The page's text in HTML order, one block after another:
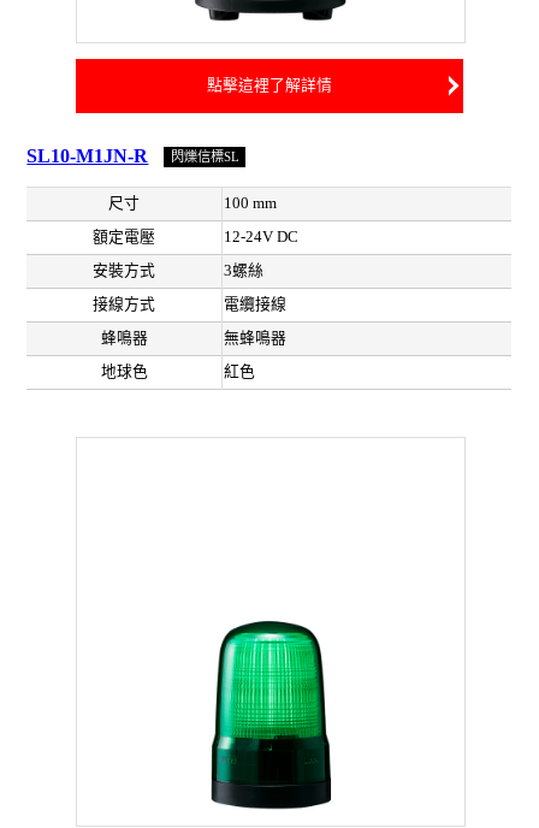
點擊這裡了解詳情
SL10-M1JN-R 閃爍信標SL
尺寸
100 mm
額定電壓
12-24V DC
安裝方式
3螺絲
接線方式
電纜接線
蜂鳴器
無蜂鳴器
地球色
紅色